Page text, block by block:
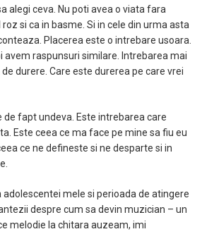
alegi ceva. Nu poti avea o viata fara
si ca in basme. Si in cele din urma asta
Placerea este o intrebare usoara.
avem raspunsuri similare. Intrebarea mai
durere. Care este durerea pe care vrei
de fapt undeva. Este intrebarea care
Este ceea ce ma face pe mine sa fiu eu
ce ne defineste si ne desparte si in
adolescentei mele si perioada de atingere
despre cum sa devin muzician – un
melodie la chitara auzeam, imi